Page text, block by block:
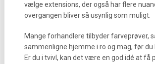
vælge extensions, der også har flere
overgangen bliver så usynlig som muligt.
Mange forhandlere tilbyder farveprøver,
sammenligne hjemme i ro og mag, før du
Er du i tvivl, kan det være en god idé at få